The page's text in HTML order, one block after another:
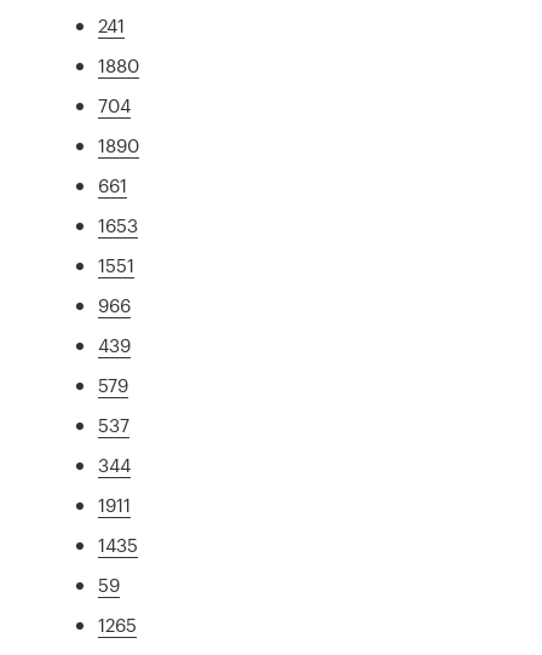
241
1880
704
1890
661
1653
1551
966
439
579
537
344
1911
1435
59
1265